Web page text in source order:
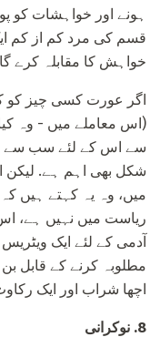
ہونے اور خواہشات کو
قسم کی مرد کم از کم
خواہش کا مقابلہ کرے
اگر عورت کسی چیز کو
(اس معاملے میں - وہ
سے اس کے لئے سب سے
شکل بھی اہم ہے. لیکن
میں، وہ یہ کہتے ہیں کہ
ریاست میں نہیں ہے،
آدمی کے لئے ایک
مطلوبہ کرنے کے قابل
اچھا شراب اور ایک
8. نوکرانی